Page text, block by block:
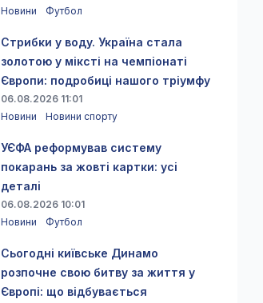
Новини
Футбол
Стрибки у воду. Україна стала
золотою у міксті на чемпіонаті
Європи: подробиці нашого тріумфу
06.08.2026 11:01
Новини
Новини спорту
УЄФА реформував систему
покарань за жовті картки: усі
деталі
06.08.2026 10:01
Новини
Футбол
Сьогодні київське Динамо
розпочне свою битву за життя у
Європі: що відбувається